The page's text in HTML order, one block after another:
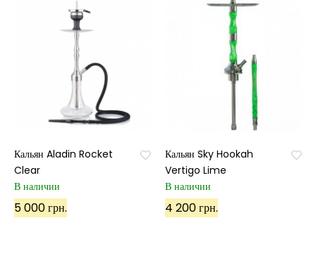
Кальян Aladin Rocket
Clear
В наличии
5 000 грн.
Кальян Sky Hookah
Vertigo Lime
В наличии
4 200 грн.